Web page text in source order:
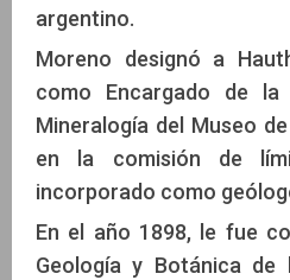
argentino.
Moreno designó a
como Encargado de la
Mineralogía del Museo
en la comisión de
incorporado como
En el año 1898, le fue
Geología y Botánica de